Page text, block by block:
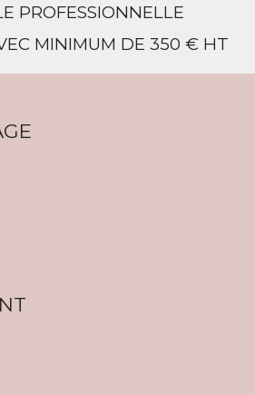
PROFESSIONNELLE
MINIMUM DE 350 € HT